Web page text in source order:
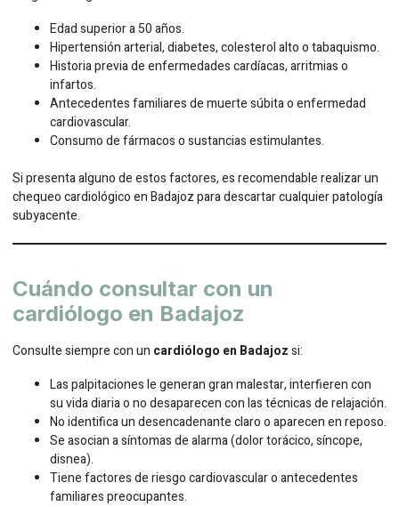
Edad superior a 50 años.
Hipertensión arterial, diabetes, colesterol alto o tabaquismo.
Historia previa de enfermedades cardíacas, arritmias o
infartos.
Antecedentes familiares de muerte súbita o enfermedad
cardiovascular.
Consumo de fármacos o sustancias estimulantes.
Si presenta alguno de estos factores, es recomendable realizar un
chequeo cardiológico en Badajoz para descartar cualquier patología
subyacente.
Cuándo consultar con un
cardiólogo en Badajoz
Consulte siempre con un cardiólogo en Badajozsi:
Las palpitaciones le generan gran malestar, interfieren con
su vida diaria o no desaparecen con las técnicas de relajación.
No identifica un desencadenante claro o aparecen en reposo.
Se asocian a síntomas de alarma (dolor torácico, síncope,
disnea).
Tiene factores de riesgo cardiovascular o antecedentes
familiares preocupantes.